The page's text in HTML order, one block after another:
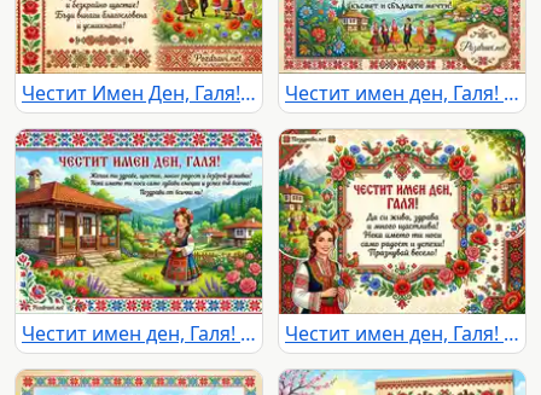
Честит Имен Ден, Галя! Картичка с български шевици, народни танци и пожелания. Честит имен ден, Галя! Картичка с български фолклорни мотиви, народни носии и пожелания.
Честит имен ден, Галя! Празнична картичка с момиче в народна носия, българска къща и планински пейзаж. Честит имен ден, Галя! Картичка с български фолклорни мотиви, носия и пожелания.